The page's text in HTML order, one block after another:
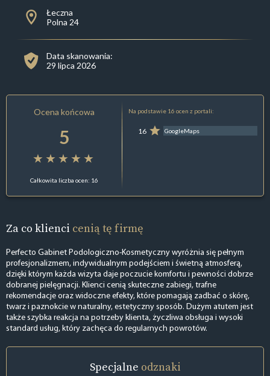
Łeczna
Polna 24
Data skanowania:
29 lipca 2026
Ocena końcowa
5
Całkowita liczba ocen: 16
Na podstawie 16 ocen z portali:
16 GoogleMaps
Za co klienci cenią tę firmę
Perfecto Gabinet Podologiczno-Kosmetyczny wyróżnia się pełnym
profesjonalizmem, indywidualnym podejściem i świetną atmosferą,
dzięki którym każda wizyta daje poczucie komfortu i pewności dobrze
dobranej pielęgnacji. Klienci cenią skuteczne zabiegi, trafne
rekomendacje oraz widoczne efekty, które pomagają zadbać o skórę,
twarz i paznokcie w naturalny, estetyczny sposób. Dużym atutem jest
także szybka reakcja na potrzeby klienta, życzliwa obsługa i wysoki
standard usług, który zachęca do regularnych powrotów.
Specjalne odznaki